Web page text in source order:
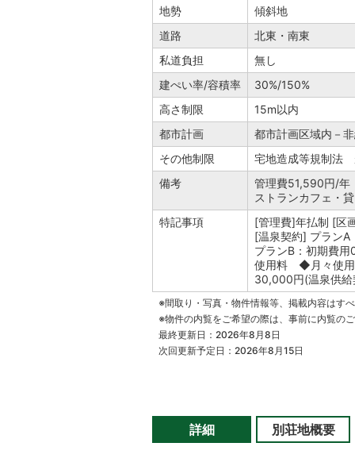
地勢
傾斜地
道路
北東・南東
私道負担
無し
建ぺい率/容積率
30%/150%
高さ制限
15m以内
都市計画
都市計画区域内－
その他制限
宅地造成等規制法
備考
管理費51,590円/
ストランカフェ・
特記事項
[管理費]年払制 [区
[温泉契約] プラン
プランB：初期費
使用料 ◆月々使用
30,000円(温泉供
※間取り・写真・物件情報等、掲載内容はす
※物件の内覧をご希望の際は、事前に内覧の
最終更新日：2026年8月8日
次回更新予定日：2026年8月15日
詳細 別荘地概要